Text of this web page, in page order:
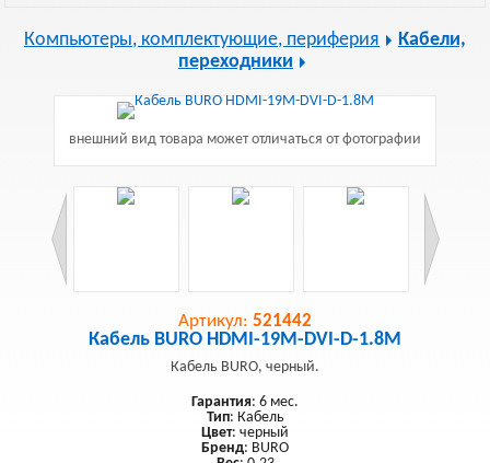
Компьютеры, комплектующие, периферия
Кабели,
переходники
внешний вид товара может отличаться от фотографии
Артикул: 521442
Кабель BURO HDMI-19M-DVI-D-1.8M
Кабель BURO, черный.
Гарантия: 6 мес.
Тип: Кабель
Цвет: черный
Бренд: BURO